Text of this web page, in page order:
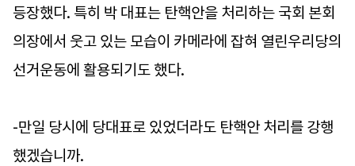
등장했다. 특히 박 대표는 탄핵안을 처리하는 국회 본회
의장에서 웃고 있는 모습이 카메라에 잡혀 열린우리당의
선거운동에 활용되기도 했다.
-만일 당시에 당대표로 있었더라도 탄핵안 처리를 강행
했겠습니까.